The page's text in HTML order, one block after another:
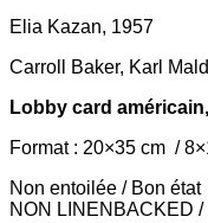
Elia Kazan, 1957
Carroll Baker, Karl
Lobby card
Format : 20×35 cm /
Non entoilée / Bon état
NON LINENBACKED